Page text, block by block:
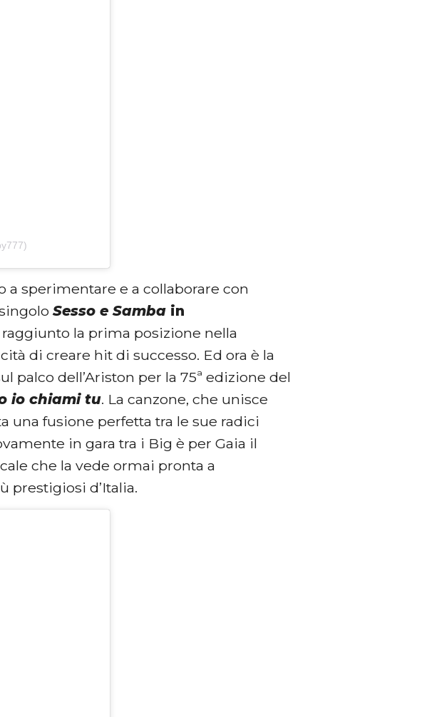
a sperimentare e a collaborare con
Sesso e Samba in
raggiunto la prima posizione nella
di creare hit di successo. Ed ora è la
palco dell’Ariston per la 75ª edizione del
io chiami tu. La canzone, che unisce
una fusione perfetta tra le sue radici
in gara tra i Big è per Gaia il
che la vede ormai pronta a
prestigiosi d’Italia.